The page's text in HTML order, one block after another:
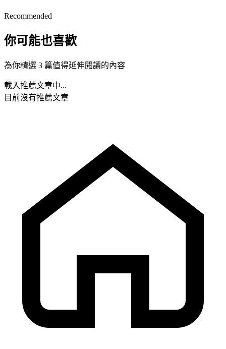
Recommended
你可能也喜歡
為你精選 3 篇值得延伸閱讀的內容
載入推薦文章中...
目前沒有推薦文章